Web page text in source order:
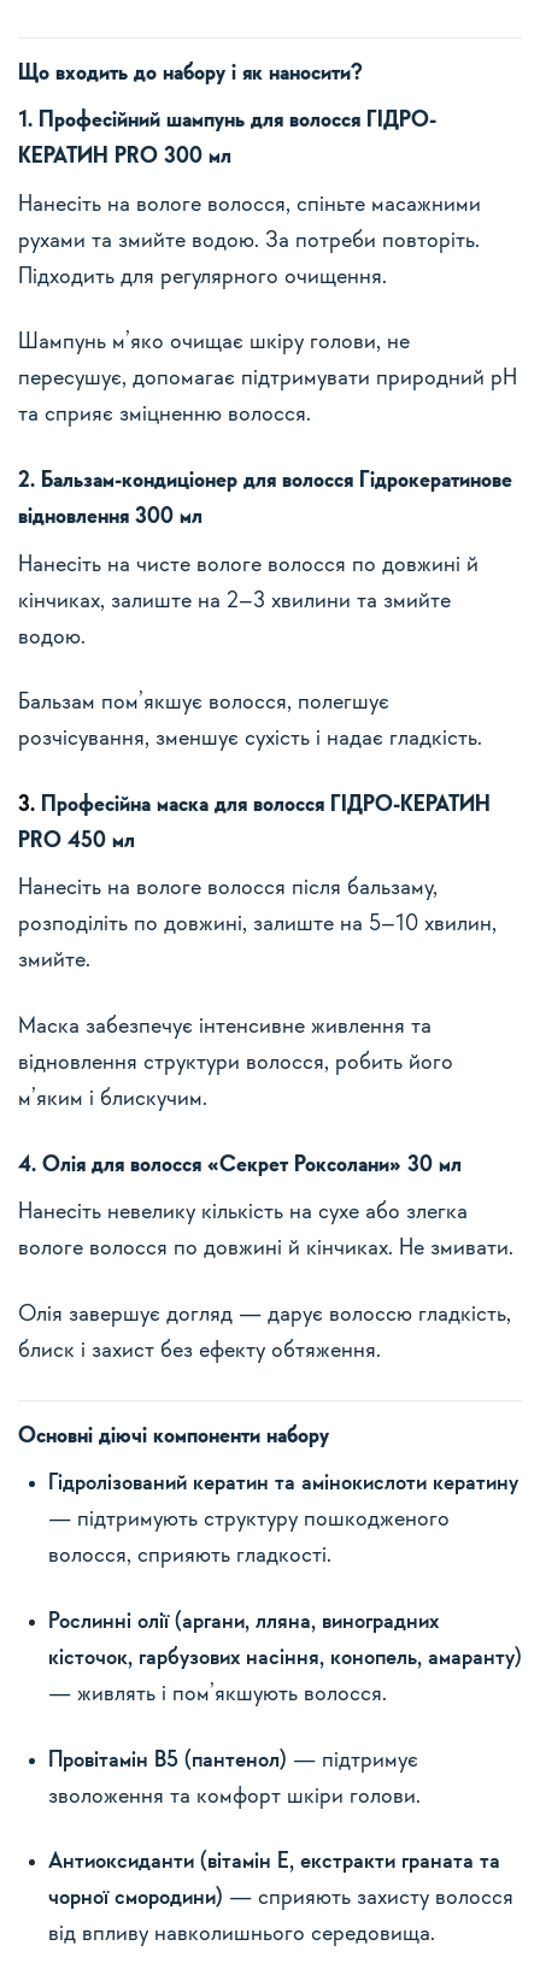
Що входить до набору і як наносити?
1. Професійний шампунь для волосся ГІДРО-
КЕРАТИН PRO 300 мл
Нанесіть на вологе волосся, спіньте масажними
рухами та змийте водою. За потреби повторіть.
Підходить для регулярного очищення.
Шампунь м’яко очищає шкіру голови, не
пересушує, допомагає підтримувати природний pH
та сприяє зміцненню волосся.
2. Бальзам-кондиціонер для волосся Гідрокератинове
відновлення 300 мл
Нанесіть на чисте вологе волосся по довжині й
кінчиках, залиште на 2–3 хвилини та змийте
водою.
Бальзам пом’якшує волосся, полегшує
розчісування, зменшує сухість і надає гладкість.
3. Професійна маска для волосся ГІДРО-КЕРАТИН
PRO 450 мл
Нанесіть на вологе волосся після бальзаму,
розподіліть по довжині, залиште на 5–10 хвилин,
змийте.
Маска забезпечує інтенсивне живлення та
відновлення структури волосся, робить його
м’яким і блискучим.
4. Олія для волосся «Секрет Роксолани» 30 мл
Нанесіть невелику кількість на сухе або злегка
вологе волосся по довжині й кінчиках. Не змивати.
Олія завершує догляд — дарує волоссю гладкість,
блиск і захист без ефекту обтяження.
Основні діючі компоненти набору
Гідролізований кератин та амінокислоти кератину
— підтримують структуру пошкодженого
волосся, сприяють гладкості.
Рослинні олії (аргани, лляна, виноградних
кісточок, гарбузових насіння, конопель, амаранту)
— живлять і пом’якшують волосся.
Провітамін В5 (пантенол) — підтримує
зволоження та комфорт шкіри голови.
Антиоксиданти (вітамін Е, екстракти граната та
чорної смородини) — сприяють захисту волосся
від впливу навколишнього середовища.